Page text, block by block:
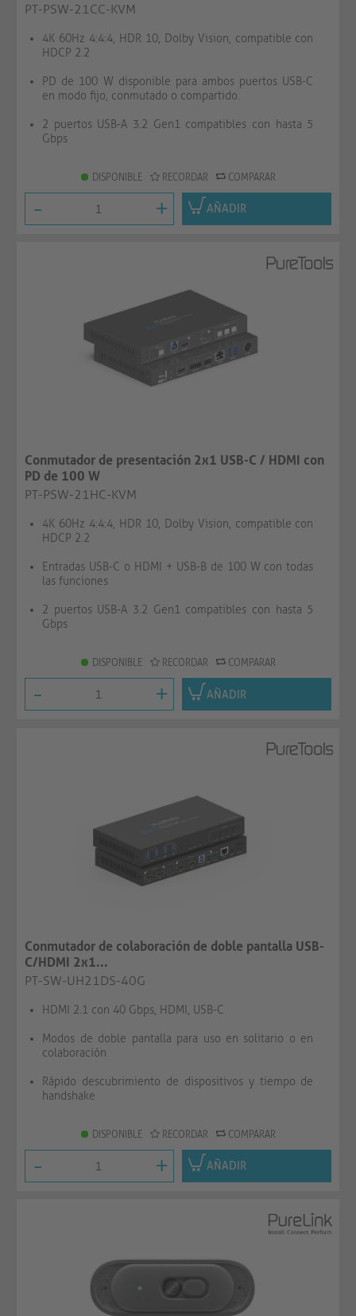
PT-PSW-21CC-KVM
4K 60Hz 4:4:4, HDR 10, Dolby Vision, compatible con
HDCP 2.2
PD de 100 W disponible para ambos puertos USB-C
en modo fijo, conmutado o compartido.
2 puertos USB-A 3.2 Gen1 compatibles con hasta 5
Gbps
DISPONIBLE RECORDAR COMPARAR
- + AÑADIR
Conmutador de presentación 2x1 USB-C / HDMI con
PD de 100 W
PT-PSW-21HC-KVM
4K 60Hz 4:4:4, HDR 10, Dolby Vision, compatible con
HDCP 2.2
Entradas USB-C o HDMI + USB-B de 100 W con todas
las funciones
2 puertos USB-A 3.2 Gen1 compatibles con hasta 5
Gbps
DISPONIBLE RECORDAR COMPARAR
- + AÑADIR
Conmutador de colaboración de doble pantalla USB-
C/HDMI 2x1...
PT-SW-UH21DS-40G
HDMI 2.1 con 40 Gbps, HDMI, USB-C
Modos de doble pantalla para uso en solitario o en
colaboración
Rápido descubrimiento de dispositivos y tiempo de
handshake
DISPONIBLE RECORDAR COMPARAR
- + AÑADIR